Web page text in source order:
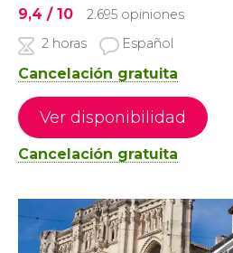
9,4 / 10
2.695 opiniones
2 horas
Español
Cancelación gratuita
Ver disponibilidad
Cancelación gratuita